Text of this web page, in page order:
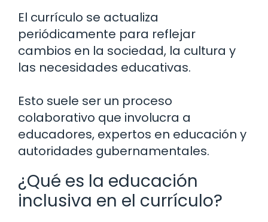
El currículo se actualiza
periódicamente para reflejar
cambios en la sociedad, la cultura y
las necesidades educativas.
Esto suele ser un proceso
colaborativo que involucra a
educadores, expertos en educación y
autoridades gubernamentales.
¿Qué es la educación
inclusiva en el currículo?